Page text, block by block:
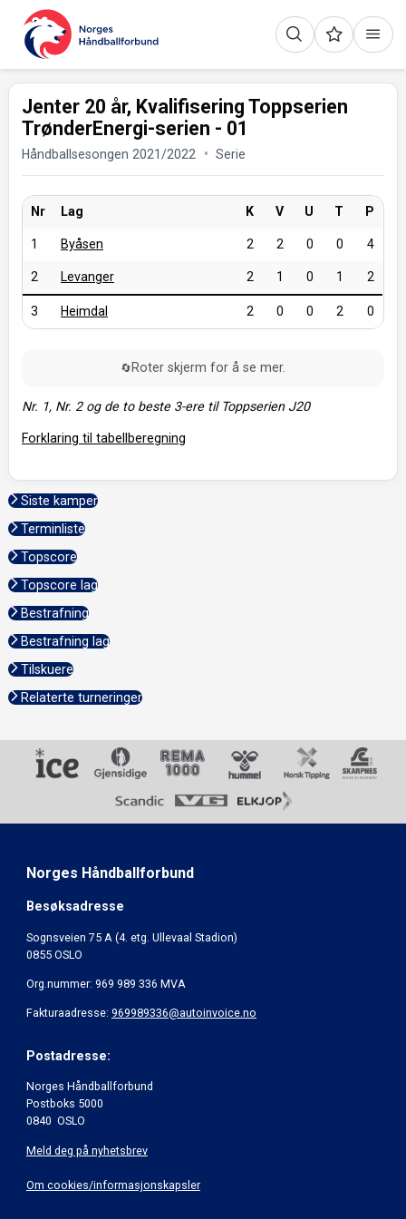
Jenter 20 år, Kvalifisering Toppserien
TrønderEnergi-serien - 01
Håndballsesongen 2021/2022 Serie
Nr Lag K V U T P
1 Byåsen 2 2 0 0 4
2 Levanger 2 1 0 1 2
3 Heimdal 2 0 0 2 0
🔄 Roter skjerm for å se mer.
Nr. 1, Nr. 2 og de to beste 3-ere til Toppserien J20
Forklaring til tabellberegning
Siste kamper
Terminliste
Topscore
Topscore lag
Bestrafning
Bestrafning lag
Tilskuere
Relaterte turneringer
Norges Håndballforbund
Besøksadresse
Sognsveien 75 A (4. etg. Ullevaal Stadion)
0855 OSLO
Org.nummer: 969 989 336 MVA
Fakturaadresse: 969989336@autoinvoice.no
Postadresse:
Norges Håndballforbund
Postboks 5000
0840 OSLO
Meld deg på nyhetsbrev
Om cookies/informasjonskapsler